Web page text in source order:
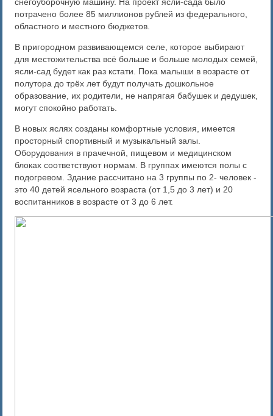
потрачено более 85 миллионов рублей из федерального,
областного и местного бюджетов.
В пригородном развивающемся селе, которое выбирают
для местожительства всё больше и больше молодых семей,
ясли-сад будет как раз кстати. Пока малыши в возрасте от
полутора до трёх лет будут получать дошкольное
образование, их родители, не напрягая бабушек и дедушек,
могут спокойно работать.
В новых яслях созданы комфортные условия, имеется
просторный спортивный и музыкальный залы.
Оборудования в прачечной, пищевом и медицинском
блоках соответствуют нормам. В группах имеются полы с
подогревом. Здание рассчитано на 3 группы по 2- человек -
это 40 детей ясельного возраста (от 1,5 до 3 лет) и 20
воспитанников в возрасте от 3 до 6 лет.